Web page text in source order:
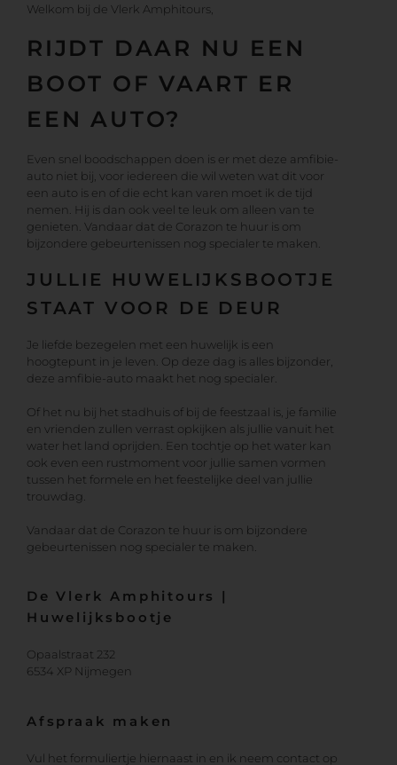
Welkom bij de Vlerk Amphitours,
RIJDT DAAR NU EEN
BOOT OF VAART ER
EEN AUTO?
Even snel boodschappen doen is er met deze amfibie-
auto niet bij, voor iedereen die wil weten wat dit voor
een auto is en of die echt kan varen moet ik de tijd
nemen. Hij is dan ook veel te leuk om alleen van te
genieten. Vandaar dat de Corazon te huur is om
bijzondere gebeurtenissen nog specialer te maken.
JULLIE HUWELIJKSBOOTJE
STAAT VOOR DE DEUR
Je liefde bezegelen met een huwelijk is een
hoogtepunt in je leven. Op deze dag is alles bijzonder,
deze amfibie-auto maakt het nog specialer.
Of het nu bij het stadhuis of bij de feestzaal is, je familie
en vrienden zullen verrast opkijken als jullie vanuit het
water het land oprijden. Een tochtje op het water kan
ook even een rustmoment voor jullie samen vormen
tussen het formele en het feestelijke deel van jullie
trouwdag.
Vandaar dat de Corazon te huur is om bijzondere
gebeurtenissen nog specialer te maken.
De Vlerk Amphitours |
Huwelijksbootje
Opaalstraat 232
6534 XP Nijmegen
Afspraak maken
Vul het formuliertje hiernaast in en ik neem contact op